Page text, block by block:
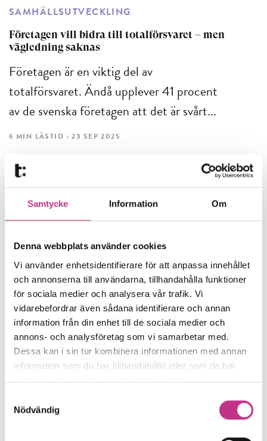
Samtycke Information Om
Denna webbplats använder cookies
Vi använder enhetsidentifierare för att anpassa innehållet
och annonserna till användarna, tillhandahålla funktioner
för sociala medier och analysera vår trafik. Vi
vidarebefordrar även sådana identifierare och annan
information från din enhet till de sociala medier och
annons- och analysföretag som vi samarbetar med.
Dessa kan i sin tur kombinera informationen med annan
information som du har tillhandahållit eller som de har
samlat in när du har använt deras tjänster.
Nödvändig
SAMHÄLLSUTVECKLING
Företagen vill bidra till totalförsvaret – men
vägledning saknas
Företagen är en viktig del av
totalförsvaret. Ändå upplever 41 procent
av de svenska företagen att det är svårt...
6 MIN LÄSTID : 23 SEP 2025
KOMPETENSFÖRSÖRJNING
Enklare med matte i virtuella rum
Med hjälp av virtual reality, VR, lär sig
elever att förstå matte bättre. Det är